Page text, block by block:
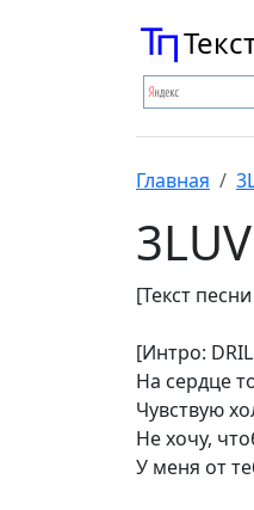
Главная
[Текст
[Интро:
На сердце
Чувствую
Не хочу,
У меня от